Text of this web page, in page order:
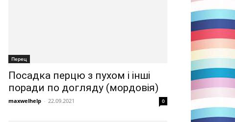
Перец
Посадка перцю з пухом і інші
поради по догляду (мордовія)
maxwelhelp - 22.09.2021 0